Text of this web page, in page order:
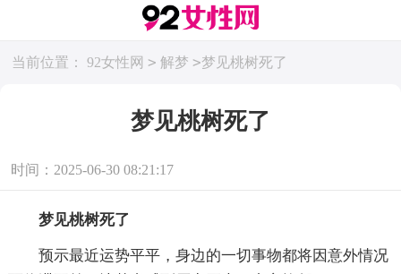
当前位置： 92女性网 > 解梦 >梦见桃树死了
梦见桃树死了
时间：2025-06-30 08:21:17
梦见桃树死了
预示最近运势平平，身边的一切事物都将因意外情况